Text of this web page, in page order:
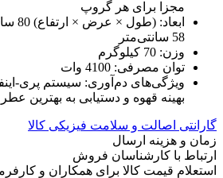
مجزا برای هر گروپ
58 سانتی‌متر
وزن: 70 کیلوگرم
توان مصرفی: 4100 وات
ویژگی‌های دم‌آوری: سیستم پری-
بهینه قهوه و دستیابی به بهترین
گارانتی اصالت و سلامت فیزیکی کالا
زمان و هزینه ارسال
ارتباط با کارشناسان فروش
استعلام قیمت کالا برای همکاران و